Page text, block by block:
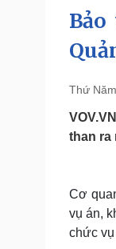
Quốc hội
Nhận
Pháp luật
Tin nóng
Tư vấn
Sức
Dinh
Cây
Thứ
than ra
Cơ
vụ án,
chức vụ